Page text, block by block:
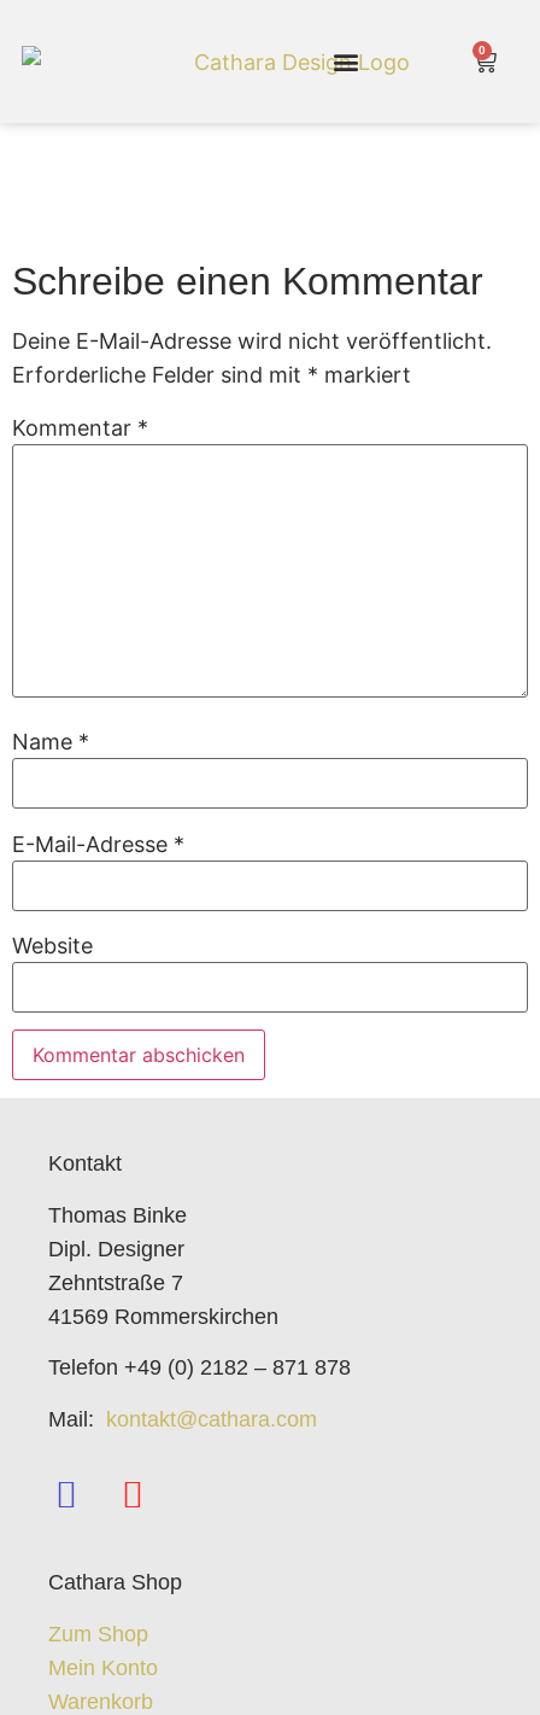
0
Schreibe einen Kommentar
Deine E-Mail-Adresse wird nicht veröffentlicht.
Erforderliche Felder sind mit * markiert
Kommentar *
Name *
E-Mail-Adresse *
Website
Kontakt
Thomas Binke
Dipl. Designer
Zehntstraße 7
41569 Rommerskirchen
Telefon +49 (0) 2182 – 871 878
Mail: kontakt@cathara.com
Cathara Shop
Zum Shop
Mein Konto
Warenkorb